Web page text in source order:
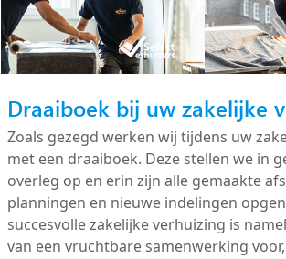
Draaiboek bij uw zakelijke
Zoals gezegd werken wij tijdens uw
met een draaiboek. Deze stellen we in
overleg op en erin zijn alle gemaakte
planningen en nieuwe indelingen
succesvolle zakelijke verhuizing is
van een vruchtbare samenwerking